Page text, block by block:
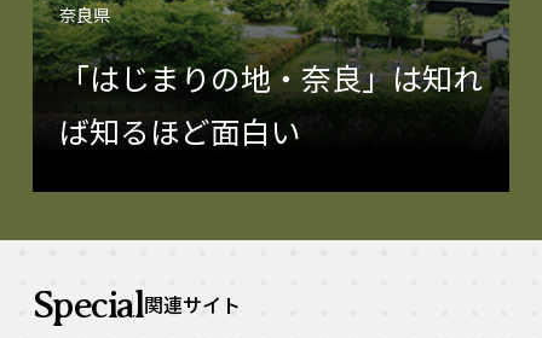
奈良県
「はじまりの地・奈良」は知れ
ば知るほど面白い
Special関連サイト